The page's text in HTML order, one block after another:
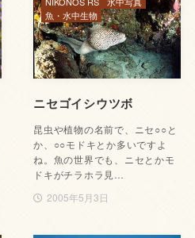
ニセゴイシウツボ
昆虫や植物の名前で、ニセ○○と
か、○○モドキとか多いですよ
ね。魚の世界でも、ニセとかモ
ドキがチラホラ見…
2005年5月3日
魚・水中生物